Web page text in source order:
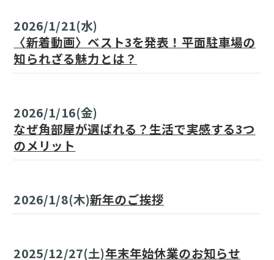
2026/1/21(水)
〈新着動画〉ベスト3を発表！平面駐車場の
知られざる魅力とは？
2026/1/16(金)
なぜ角部屋が選ばれる？生活で実感する3つ
のメリット
2026/1/8(木)新年のご挨拶
2025/12/27(土)年末年始休業のお知らせ